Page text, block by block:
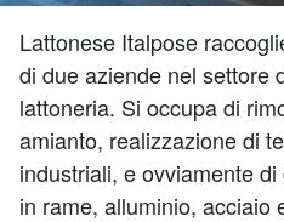
Lattonese Italpose
di due aziende nel settore
lattoneria. Si occupa di
amianto, realizzazione di
industriali, e ovviamente
in rame, alluminio, acciaio